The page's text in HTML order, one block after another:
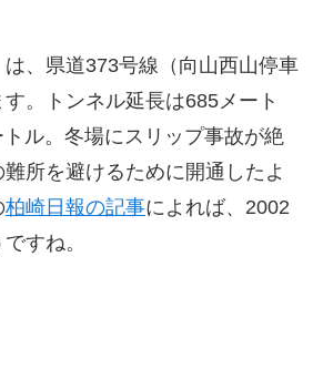
は、県道373号線（向山西山停車
。トンネル延長は685メート
ル。冬場にスリップ事故が絶
所を避けるために開通したよ
柏崎日報の記事によれば、2002
すね。